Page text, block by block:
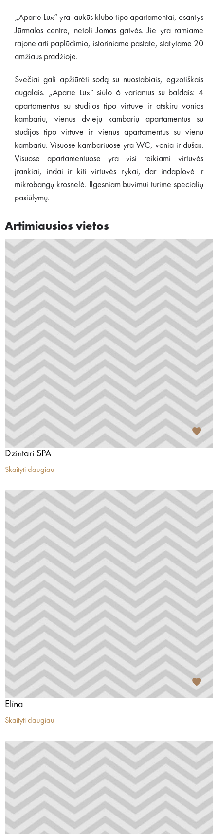
„Aparte Lux“ yra jaukūs klubo tipo apartamentai, esantys
Jūrmalos centre, netoli Jomas gatvės. Jie yra ramiame
rajone arti paplūdimio, istoriniame pastate, statytame 20
amžiaus pradžioje.
Svečiai gali apžiūrėti sodą su nuostabiais, egzotiškais
augalais. „Aparte Lux“ siūlo 6 variantus su baldais: 4
apartamentus su studijos tipo virtuve ir atskiru vonios
kambariu, vienus dviejų kambarių apartamentus su
studijos tipo virtuve ir vienus apartamentus su vienu
kambariu. Visuose kambariuose yra WC, vonia ir dušas.
Visuose apartamentuose yra visi reikiami virtuvės
įrankiai, indai ir kiti virtuvės rykai, dar indaplovė ir
mikrobangų krosnelė. Ilgesniam buvimui turime specialių
pasiūlymų.
Artimiausios vietos
Dzintari SPA
Skaityti daugiau
Elīna
Skaityti daugiau